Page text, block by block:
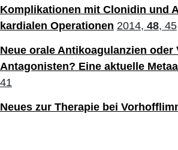
Komplikationen mit Clonidin und
kardialen Operationen 2014, 48, 45
Neue orale Antikoagulanzien oder
Antagonisten? Eine aktuelle
41
Neues zur Therapie bei